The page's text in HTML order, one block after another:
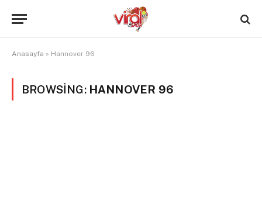
Anasayfa » Hannover 96
BROWSING: HANNOVER 96